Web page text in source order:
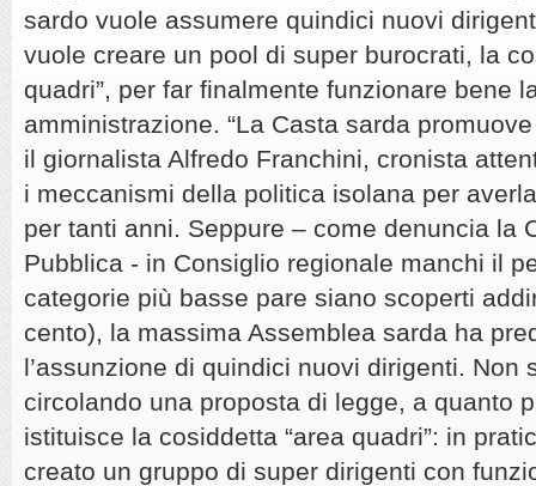
sardo vuole assumere quindici nuovi
vuole creare un pool di super burocrati, la
quadri”, per far finalmente funzionare bene
amministrazione. “La Casta sarda
il giornalista Alfredo Franchini, cronista
i meccanismi della politica isolana per
per tanti anni. Seppure – come denuncia la
Pubblica - in Consiglio regionale manchi il
categorie più basse pare siano scoperti
cento), la massima Assemblea sarda ha
l’assunzione di quindici nuovi dirigenti. Non
circolando una proposta di legge, a quanto
istituisce la cosiddetta “area quadri”: in
creato un gruppo di super dirigenti con